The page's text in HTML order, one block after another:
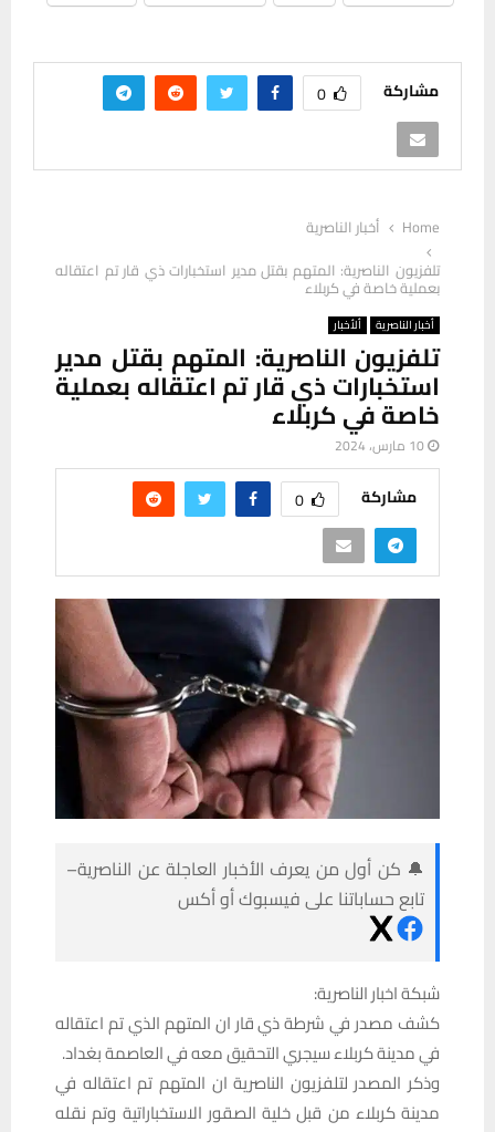
مشاركة 0
Home
أخبار الناصرية
تلفزيون الناصرية: المتهم بقتل مدير استخبارات ذي قار تم اعتقاله
بعملية خاصة في كربلاء
أخبار الناصرية ألأخبار
تلفزيون الناصرية: المتهم بقتل مدير
استخبارات ذي قار تم اعتقاله بعملية
خاصة في كربلاء
10 مارس، 2024
مشاركة 0
🔔 كن أول من يعرف الأخبار العاجلة عن الناصرية–
تابع حساباتنا على فيسبوك أو أكس
شبكة اخبار الناصرية:
كشف مصدر في شرطة ذي قار ان المتهم الذي تم اعتقاله
في مدينة كربلاء سيجري التحقيق معه في العاصمة بغداد.
وذكر المصدر لتلفزيون الناصرية ان المتهم تم اعتقاله في
مدينة كربلاء من قبل خلية الصقور الاستخباراتية وتم نقله